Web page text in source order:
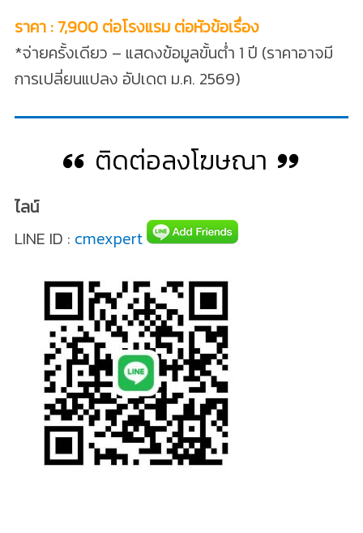
ราคา : 7,900 ต่อโรงแรม ต่อหัวข้อเรื่อง
*จ่ายครั้งเดียว – แสดงข้อมูลขั้นต่ำ 1 ปี (ราคาอาจมี
การเปลี่ยนแปลง อัปเดต ม.ค. 2569)
ติดต่อลงโฆษณา
ไลน์
LINE ID : cmexpert